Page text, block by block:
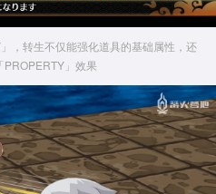
，转生不仅能强化道具的基础属性，还
PROPERTY」效果